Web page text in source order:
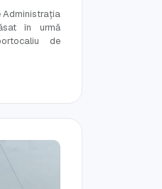
Administrația
în urmă
de